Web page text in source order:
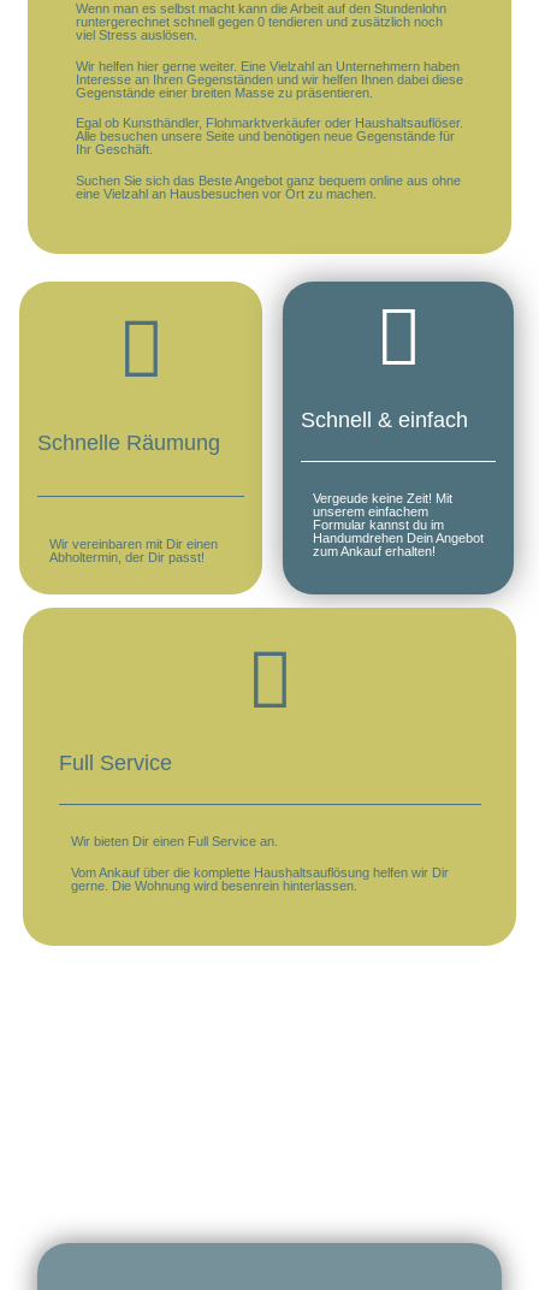
Wenn man es selbst macht kann die Arbeit auf den Stundenlohn
runtergerechnet schnell gegen 0 tendieren und zusätzlich noch
viel Stress auslösen.
Wir helfen hier gerne weiter. Eine Vielzahl an Unternehmern haben
Interesse an Ihren Gegenständen und wir helfen Ihnen dabei diese
Gegenstände einer breiten Masse zu präsentieren.
Egal ob Kunsthändler, Flohmarktverkäufer oder Haushaltsauflöser.
Alle besuchen unsere Seite und benötigen neue Gegenstände für
Ihr Geschäft.
Suchen Sie sich das Beste Angebot ganz bequem online aus ohne
eine Vielzahl an Hausbesuchen vor Ort zu machen.
Schnelle Räumung
Wir vereinbaren mit Dir einen
Abholtermin, der Dir passt!
Schnell & einfach
Vergeude keine Zeit! Mit
unserem einfachem
Formular kannst du im
Handumdrehen Dein Angebot
zum Ankauf erhalten!
Full Service
Wir bieten Dir einen Full Service an.
Vom Ankauf über die komplette Haushaltsauflösung helfen wir Dir
gerne. Die Wohnung wird besenrein hinterlassen.